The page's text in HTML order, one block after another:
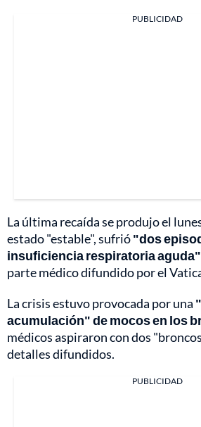
PUBLICIDAD
La última recaída se produjo el
estado "estable", sufrió"dos
insuficiencia respiratoria aguda"
parte médico difundido por el
La crisis estuvo provocada por una
acumulación" de mocos en los
médicos aspiraron con dos
detalles difundidos.
PUBLICIDAD